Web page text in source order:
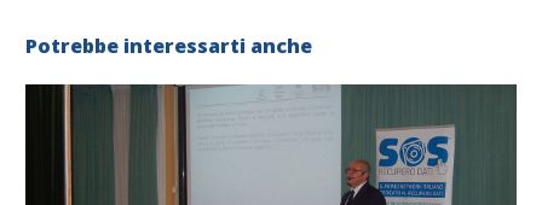
Potrebbe interessarti anche